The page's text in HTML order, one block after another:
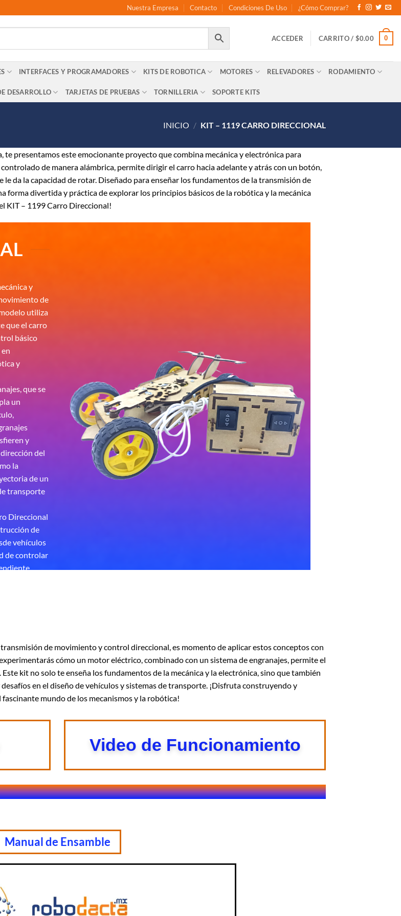
Nuestra Empresa Contacto Condiciones De Uso ¿Cómo Comprar?
ACCEDER CARRITO / $0.00 0
INTERFACES Y PROGRAMADORES KITS DE ROBOTICA MOTORES RELEVADORES RODAMIENTO
DESARROLLO TARJETAS DE PRUEBAS TORNILLERIA SOPORTE KITS
INICIO / KIT – 1119 CARRO DIRECCIONAL
te presentamos este emocionante proyecto que combina mecánica y electrónica para
de manera alámbrica, permite dirigir el carro hacia adelante y atrás con un botón,
da la capacidad de rotar. Diseñado para enseñar los fundamentos de la transmisión de
forma divertida y práctica de explorar los principios básicos de la robótica y la mecánica
KIT – 1199 Carro Direccional!
y
de
utiliza
que el carro
básico
y
que se
un
y
del
la
de un
transporte
Direccional
de
vehículos
de controlar
de movimiento y control direccional, es momento de aplicar estos conceptos con
cómo un motor eléctrico, combinado con un sistema de engranajes, permite el
kit no solo te enseña los fundamentos de la mecánica y la electrónica, sino que también
en el diseño de vehículos y sistemas de transporte. ¡Disfruta construyendo y
mundo de los mecanismos y la robótica!
Video de Funcionamiento
Manual de Ensamble